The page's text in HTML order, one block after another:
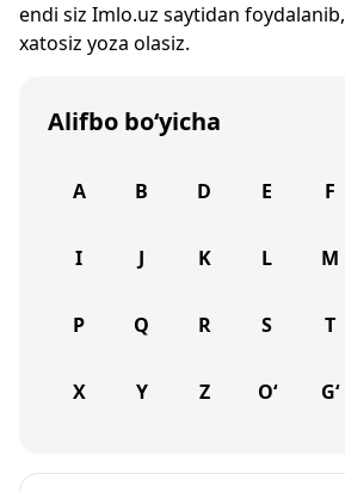
endi siz Imlo.uz saytidan foydalanib,
xatosiz yoza olasiz.
Alifbo bo‘yicha
A B D E F
I J K L M
P Q R S T
X Y Z O‘ G‘